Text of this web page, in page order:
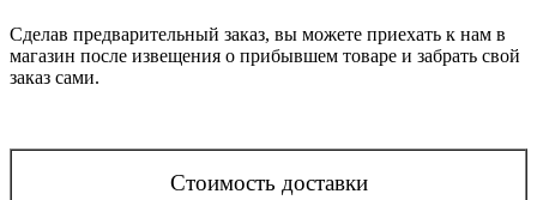
Сделав предварительный заказ, вы можете приехать к нам в
магазин после извещения о прибывшем товаре и забрать свой
заказ сами.
Стоимость доставки